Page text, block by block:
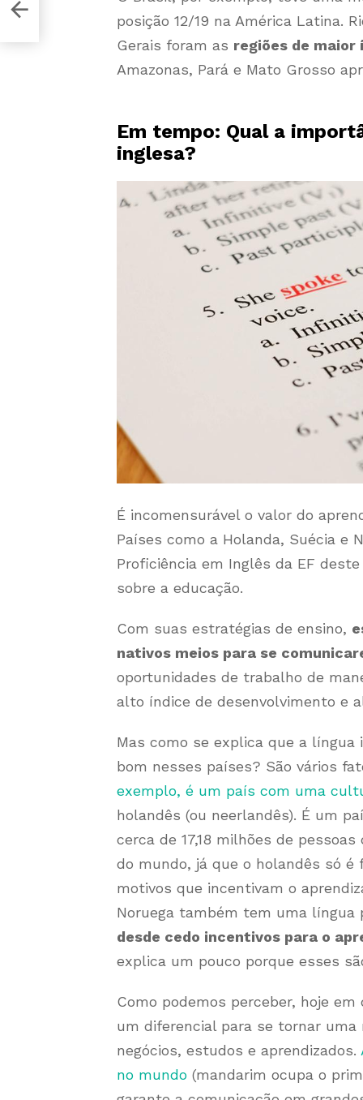
posição 12/19 na América Latina.
Gerais foram as regiões de maior
Amazonas, Pará e Mato Grosso
Em tempo: Qual a
inglesa?
É incomensurável o valor do
Países como a Holanda, Suécia e
Proficiência em Inglês da EF
sobre a educação.
Com suas estratégias de ensino,
nativos meios para se
oportunidades de trabalho de
alto índice de desenvolvimento e
Mas como se explica que a
bom nesses países? São vários
exemplo, é um país com uma
holandês (ou neerlandês). É um
cerca de 17,18 milhões de
do mundo, já que o holandês só é
motivos que incentivam o
Noruega também tem uma
desde cedo incentivos para o
explica um pouco porque esses
Como podemos perceber, hoje
um diferencial para se tornar uma
negócios, estudos e aprendizados.
no mundo (mandarim ocupa o